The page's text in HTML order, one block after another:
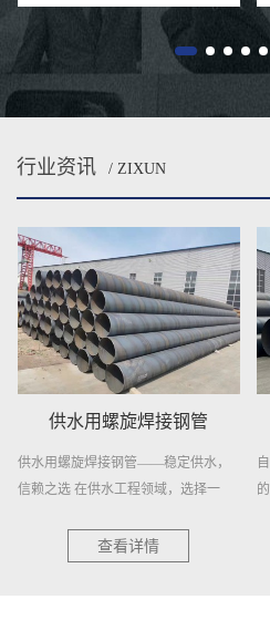
行业资讯 / ZIXUN
自来水输送用螺旋焊管
自来水输送用螺旋焊管——城市供水
的守护者 在城市的每一个角落，清
查看详情